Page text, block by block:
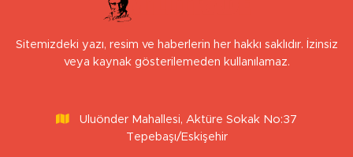
Sitemizdeki yazı, resim ve haberlerin her hakkı saklıdır. İzinsiz
veya kaynak gösterilemeden kullanılamaz.
Uluönder Mahallesi, Aktüre Sokak No:37
Tepebaşı/Eskişehir